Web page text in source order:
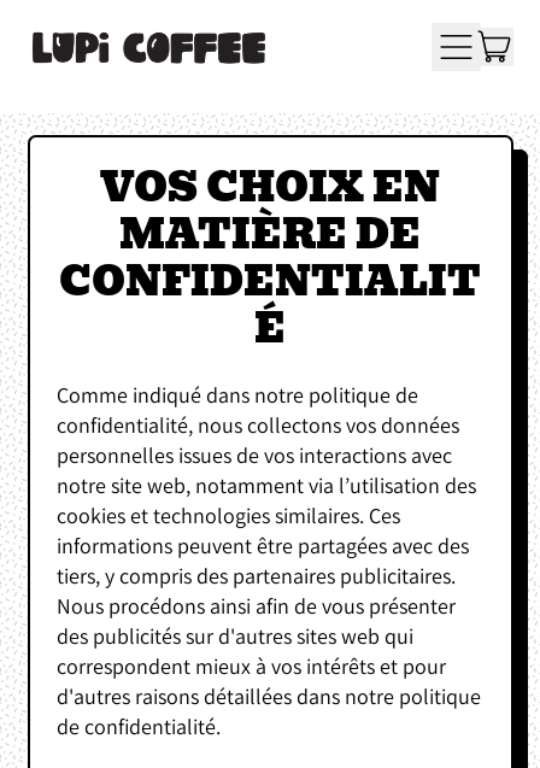
MENU
VOS CHOIX EN
MATIÈRE DE
CONFIDENTIALIT
É
Comme indiqué dans notre politique de
confidentialité, nous collectons vos données
personnelles issues de vos interactions avec
notre site web, notamment via l’utilisation des
cookies et technologies similaires. Ces
informations peuvent être partagées avec des
tiers, y compris des partenaires publicitaires.
Nous procédons ainsi afin de vous présenter
des publicités sur d'autres sites web qui
correspondent mieux à vos intérêts et pour
d'autres raisons détaillées dans notre politique
de confidentialité.